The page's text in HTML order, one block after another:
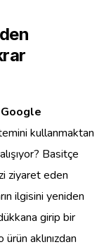
Google
kullanmaktan
Basitçe
ziyaret eden
ilgisini yeniden
girip bir
aklınızdan